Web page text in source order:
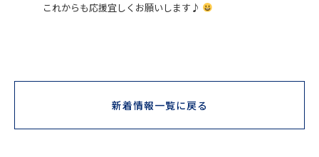
これからも応援宜しくお願いします♪
新着情報一覧に戻る